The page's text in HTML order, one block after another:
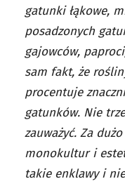
gatunki łąkowe,
posadzonych
gajowców,
sam fakt, że
procentuje
gatunków. Nie
zauważyć. Za
monokultur i
takie enklawy i